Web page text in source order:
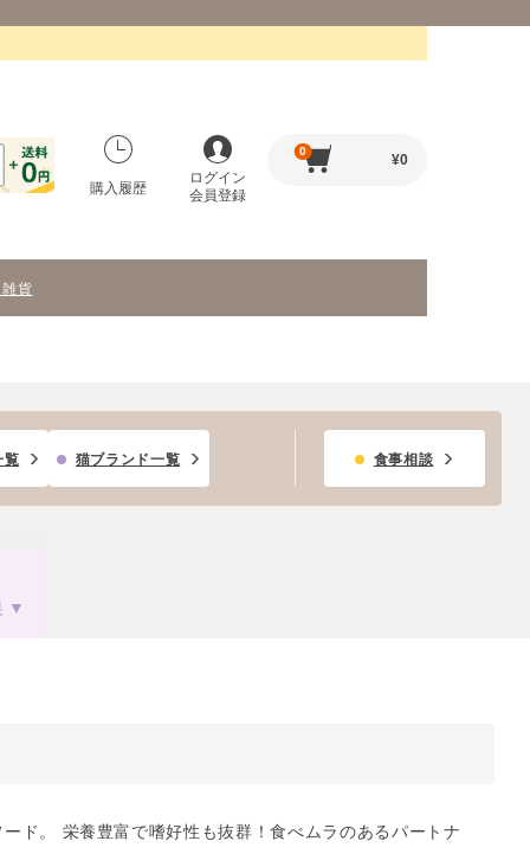
購入履歴
ログイン
会員登録
0
¥0
雑貨
覧 猫ブランド一覧 食事相談
ド。 栄養豊富で嗜好性も抜群！食べムラのあるパートナ